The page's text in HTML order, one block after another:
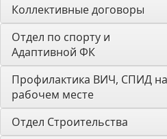
Коллективные договоры
Отдел по спорту и
Адаптивной ФК
Профилактика ВИЧ, СПИД на
рабочем месте
Отдел Строительства